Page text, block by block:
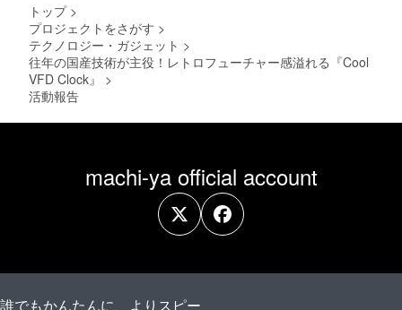
トップ >
プロジェクトをさがす >
テクノロジー・ガジェット >
往年の国産技術が主役！レトロフューチャー感溢れる『Cool
VFD Clock』
>
活動報告
machi-ya official account
誰でもかんたんに、よりスピー